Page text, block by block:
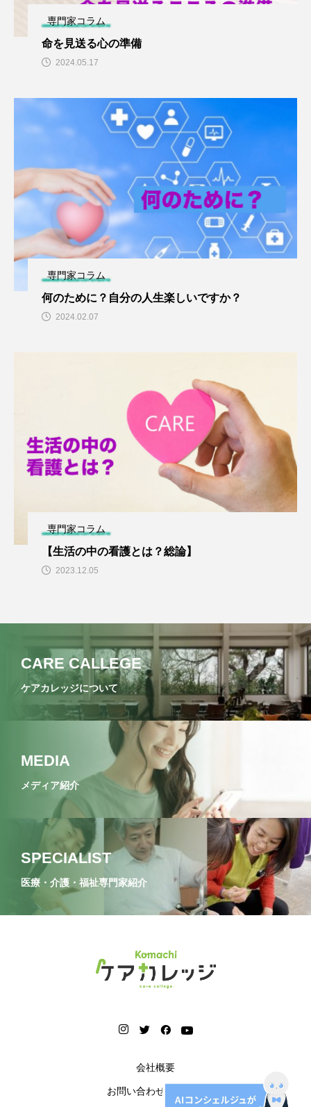
専門家コラム
命を見送る心の準備
2024.05.17
専門家コラム
何のために？自分の人生楽しいですか？
2024.02.07
専門家コラム
【生活の中の看護とは？総論】
2023.12.05
CARE CALLEGE
ケアカレッジについて
MEDIA
メディア紹介
SPECIALIST
医療・介護・福祉専門家紹介
会社概要
お問い合わせフォーム